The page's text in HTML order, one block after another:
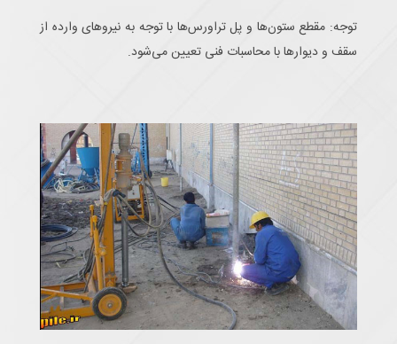
توجه: مقطع ستون‌ها و پل تراورس‌ها با توجه به نیروهای وارده از
سقف و دیوارها با محاسبات فنی تعیین می‌شود.